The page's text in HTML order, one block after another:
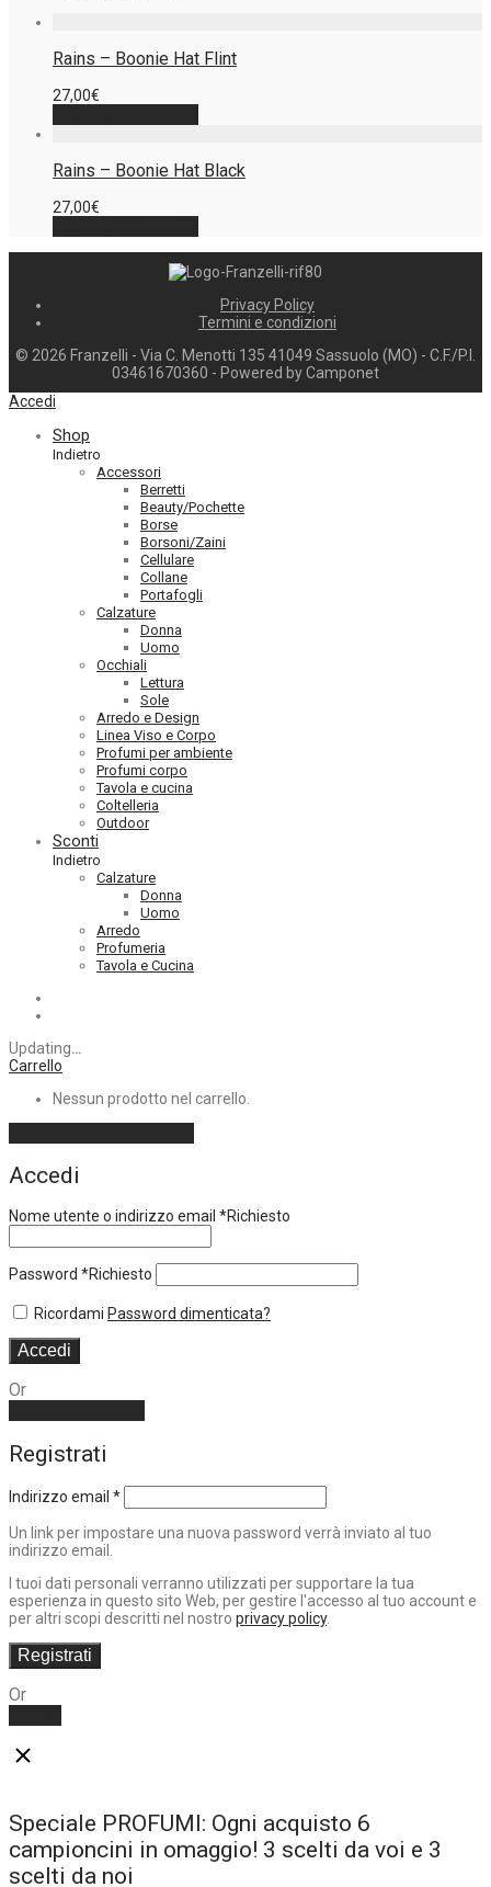
Rains – Boonie Hat Flint
27,00€
Rains – Boonie Hat Black
27,00€
Privacy Policy
Termini e condizioni
© 2026 Franzelli - Via C. Menotti 135 41049 Sassuolo (MO) - C.F./P.I.
03461670360 - Powered by Camponet
Accedi
Shop
Indietro
Accessori
Berretti
Beauty/Pochette
Borse
Borsoni/Zaini
Cellulare
Collane
Portafogli
Calzature
Donna
Uomo
Occhiali
Lettura
Sole
Arredo e Design
Linea Viso e Corpo
Profumi per ambiente
Profumi corpo
Tavola e cucina
Coltelleria
Outdoor
Sconti
Indietro
Calzature
Donna
Uomo
Arredo
Profumeria
Tavola e Cucina
Updating…
Carrello
Nessun prodotto nel carrello.
Accedi
Nome utente o indirizzo email *Richiesto
Password *Richiesto
Ricordami Password dimenticata?
Accedi
Or
Registrati
Indirizzo email *
Un link per impostare una nuova password verrà inviato al tuo
indirizzo email.
I tuoi dati personali verranno utilizzati per supportare la tua
esperienza in questo sito Web, per gestire l'accesso al tuo account e
per altri scopi descritti nel nostro privacy policy.
Registrati
Or
Speciale PROFUMI: Ogni acquisto 6
campioncini in omaggio! 3 scelti da voi e 3
scelti da noi